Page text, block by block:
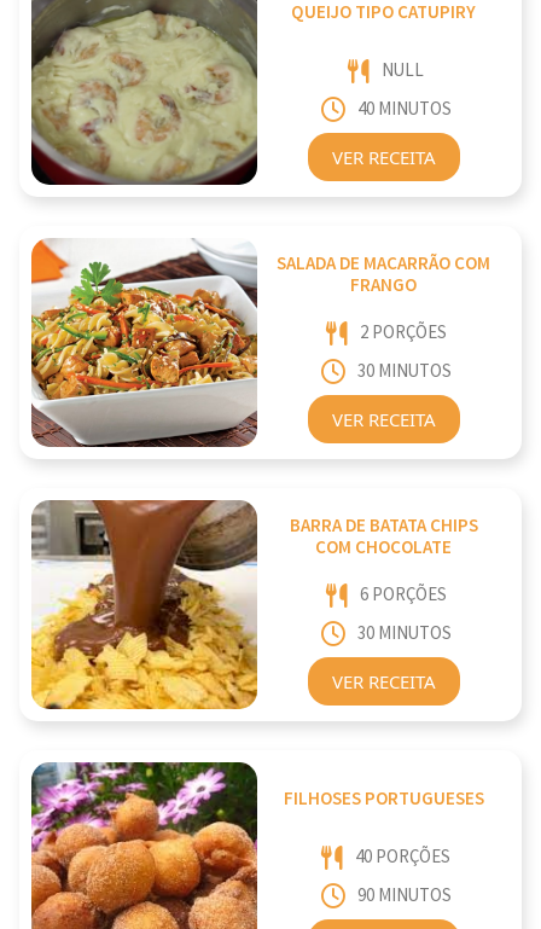
QUEIJO TIPO CATUPIRY
NULL
40 MINUTOS
VER RECEITA
SALADA DE MACARRÃO COM
FRANGO
2 PORÇÕES
30 MINUTOS
VER RECEITA
BARRA DE BATATA CHIPS
COM CHOCOLATE
6 PORÇÕES
30 MINUTOS
VER RECEITA
FILHOSES PORTUGUESES
40 PORÇÕES
90 MINUTOS